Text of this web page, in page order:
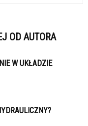
OD AUTORA
W UKŁADZIE